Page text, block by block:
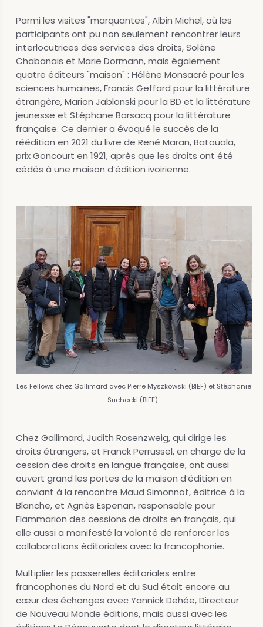
Parmi les visites "marquantes", Albin Michel, où les
participants ont pu non seulement rencontrer leurs
interlocutrices des services des droits, Solène
Chabanais et Marie Dormann, mais également
quatre éditeurs "maison" : Hélène Monsacré pour les
sciences humaines, Francis Geffard pour la littérature
étrangère, Marion Jablonski pour la BD et la littérature
jeunesse et Stéphane Barsacq pour la littérature
française. Ce dernier a évoqué le succès de la
réédition en 2021 du livre de René Maran, Batouala,
prix Goncourt en 1921, après que les droits ont été
cédés à une maison d’édition ivoirienne.
Les Fellows chez Gallimard avec Pierre Myszkowski (BIEF) et Stéphanie
Suchecki (BIEF)
Chez Gallimard, Judith Rosenzweig, qui dirige les
droits étrangers, et Franck Perrussel, en charge de la
cession des droits en langue française, ont aussi
ouvert grand les portes de la maison d’édition en
conviant à la rencontre Maud Simonnot, éditrice à la
Blanche, et Agnès Espenan, responsable pour
Flammarion des cessions de droits en français, qui
elle aussi a manifesté la volonté de renforcer les
collaborations éditoriales avec la francophonie.
Multiplier les passerelles éditoriales entre
francophones du Nord et du Sud était encore au
cœur des échanges avec Yannick Dehée, Directeur
de Nouveau Monde éditions, mais aussi avec les